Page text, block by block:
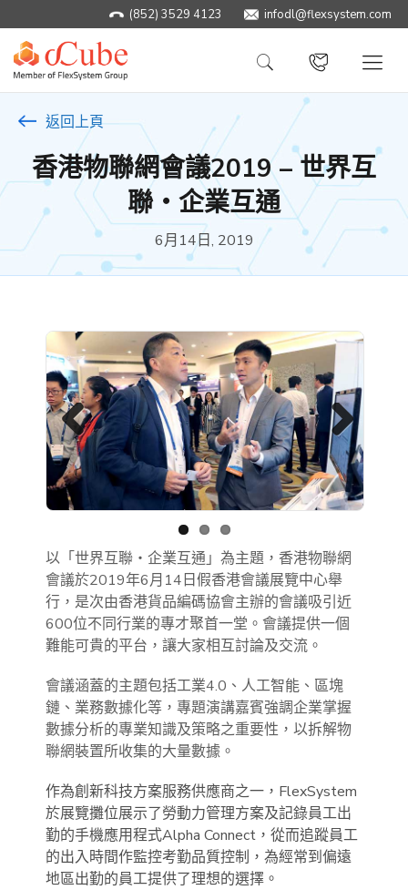
(852) 3529 4123 infodl@flexsystem.com
返回上頁
香港物聯網會議2019 – 世界互
聯‧企業互通
6月14日, 2019
Previous Next
以「世界互聯‧企業互通」為主題，香港物聯網
會議於2019年6月14日假香港會議展覽中心舉
行，是次由香港貨品編碼協會主辦的會議吸引近
600位不同行業的專才聚首一堂。會議提供一個
難能可貴的平台，讓大家相互討論及交流。
會議涵蓋的主題包括工業4.0、人工智能、區塊
鏈、業務數據化等，專題演講嘉賓強調企業掌握
數據分析的專業知識及策略之重要性，以拆解物
聯網裝置所收集的大量數據。
作為創新科技方案服務供應商之一，FlexSystem
於展覽攤位展示了勞動力管理方案及記錄員工出
勤的手機應用程式Alpha Connect，從而追蹤員工
的出入時間作監控考勤品質控制，為經常到偏遠
地區出勤的員工提供了理想的選擇。